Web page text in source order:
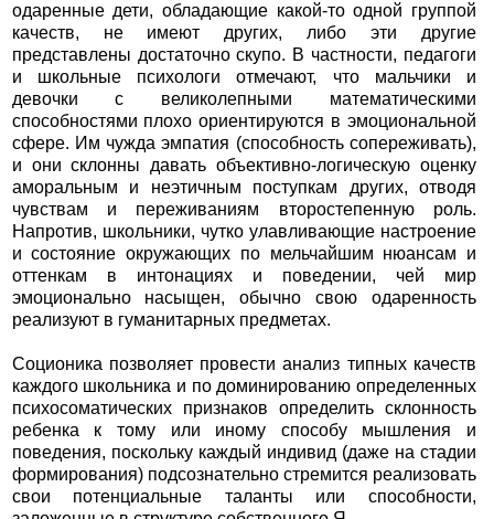
одаренные дети, обладающие какой-то одной группой
качеств, не имеют других, либо эти другие
представлены достаточно скупо. В частности, педагоги
и школьные психологи отмечают, что мальчики и
девочки с великолепными математическими
способностями плохо ориентируются в эмоциональной
сфере. Им чужда эмпатия (способность сопереживать),
и они склонны давать объективно-логическую оценку
аморальным и неэтичным поступкам других, отводя
чувствам и переживаниям второстепенную роль.
Напротив, школьники, чутко улавливающие настроение
и состояние окружающих по мельчайшим нюансам и
оттенкам в интонациях и поведении, чей мир
эмоционально насыщен, обычно свою одаренность
реализуют в гуманитарных предметах.
Соционика позволяет провести анализ типных качеств
каждого школьника и по доминированию определенных
психосоматических признаков определить склонность
ребенка к тому или иному способу мышления и
поведения, поскольку каждый индивид (даже на стадии
формирования) подсознательно стремится реализовать
свои потенциальные таланты или способности,